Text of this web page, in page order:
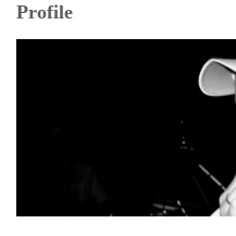
Profile